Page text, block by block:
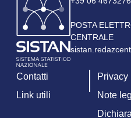
POSTA
CENTRALE
Contatti
Link utili
Privacy
Note